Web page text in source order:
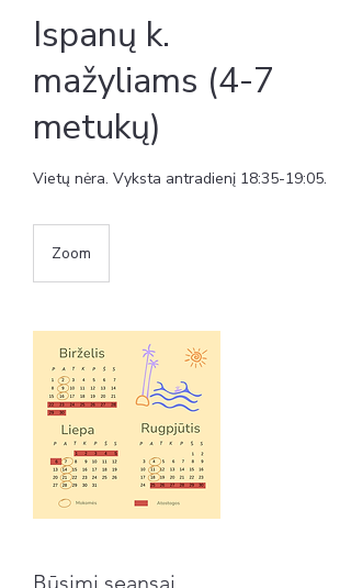
Ispanų k.
mažyliams (4-7
metukų)
Vietų nėra. Vyksta antradienį 18:35-19:05.
Zoom